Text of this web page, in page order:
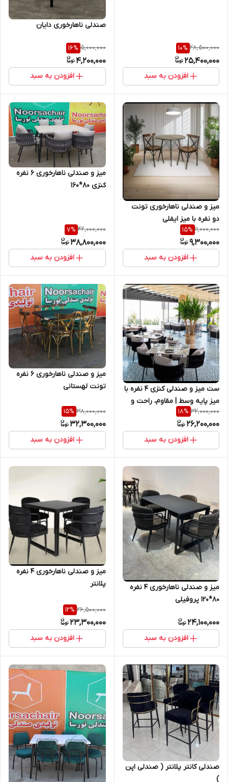
28,500,000
10%
25,400,000
افزودن به سبد
صندلی ناهارخوری دایان
5,000,000
16%
4,200,000
افزودن به سبد
میز و صندلی ناهارخوری تونت
دو نفره با میز ایفلی
11,000,000
15%
9,300,000
افزودن به سبد
میز و صندلی ناهارخوری 6 نفره
کنزی 80*160
42,000,000
7%
38,800,000
افزودن به سبد
ست میز و صندلی کنزی ۴ نفره با
میز پایه وسط | مقاوم، راحت و
مناسب فضای شلوغ
32,000,000
18%
26,200,000
افزودن به سبد
میز و صندلی ناهارخوری 6 نفره
تونت لهستانی
38,000,000
15%
32,300,000
افزودن به سبد
میز و صندلی ناهارخوری ۴ نفره
80*120 پروفیلی
24,100,000
افزودن به سبد
میز و صندلی ناهارخوری ۴ نفره
پلانتر
26,500,000
12%
23,300,000
افزودن به سبد
صندلی کانتر پلانتر ( صندلی اپن
)